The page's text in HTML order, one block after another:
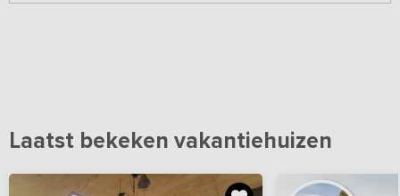
Laatst bekeken vakantiehuizen